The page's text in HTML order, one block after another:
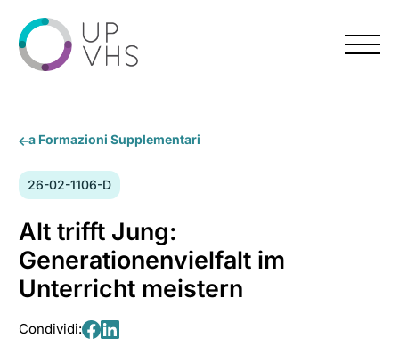
Menu
a Formazioni Supplementari
Numero
del
26-02-1106-D
Alt trifft Jung:
Generationenvielfalt im
Unterricht meistern
Condividi: